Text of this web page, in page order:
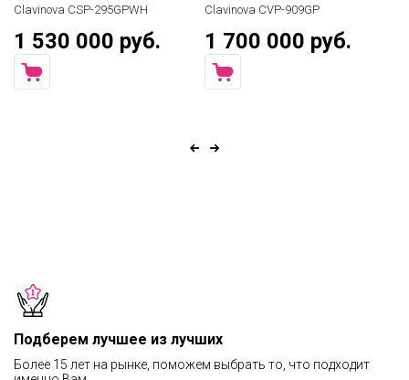
Clavinova CSP-295GPWH
1 530 000 руб.
Clavinova CVP-909GP
1 700 000 руб.
Подберем лучшее из лучших
Более 15 лет на рынке, поможем выбрать то, что подходит